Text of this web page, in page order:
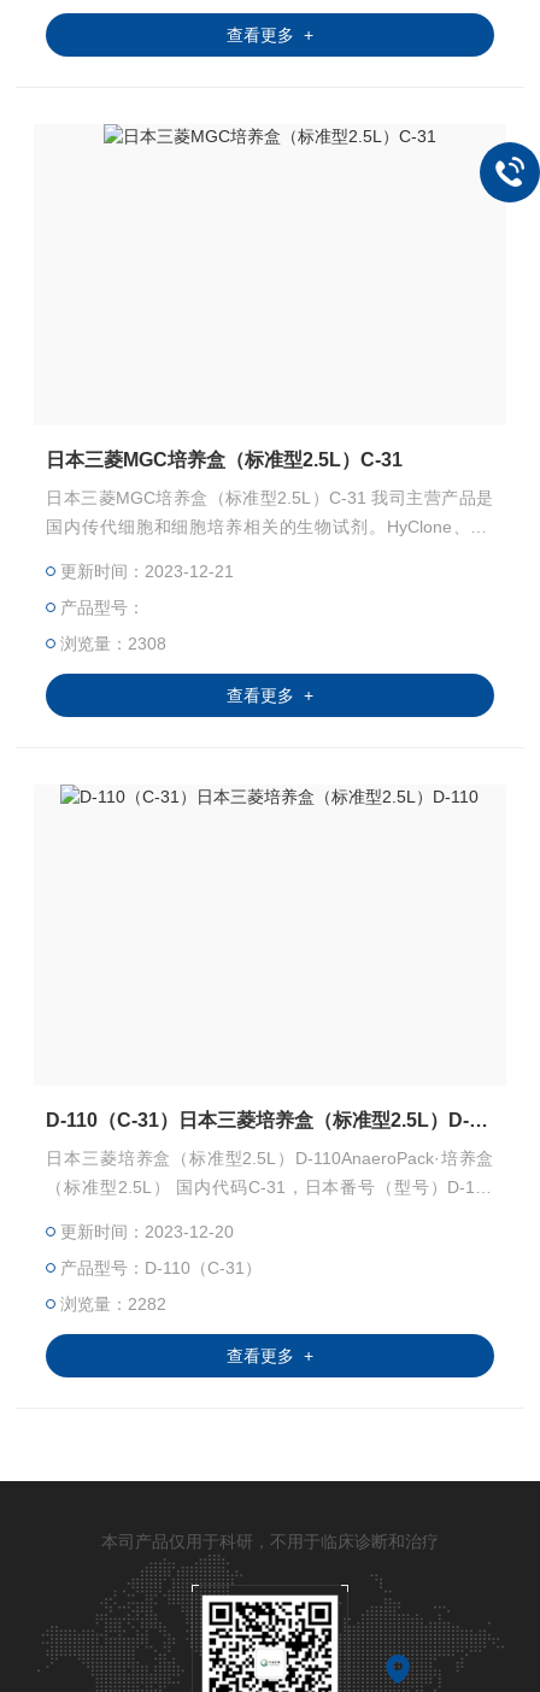
查看更多 +
日本三菱MGC培养盒（标准型2.5L）C-31
日本三菱MGC培养盒（标准型2.5L）C-31 我司主营产品是
国内传代细胞和细胞培养相关的生物试剂。HyClone、NT
质血清。常规液体培养基、胰酶、双抗、无血清冻存液、日
本三菱产品、ELISA 试剂盒、Sigma现货试剂等产品。售后
*，我们以饱满的热情欢迎新老客户选购！
更新时间：2023-12-21
产品型号：
浏览量：2308
查看更多 +
D-110（C-31）日本三菱培养盒（标准型2.5L）D-110
日本三菱培养盒（标准型2.5L）D-110AnaeroPack·培养盒
（标准型2.5L） 国内代码C-31，日本番号（型号）D-110
lycarbonate 可耐受温度：－50℃~140℃ 密封材料：Polyac
etal 可耐受温度：－30℃~140℃ 外观透明，可分别放置12
只标准培养皿（直径：9cm）。 三菱
更新时间：2023-12-20
产品型号：D-110（C-31）
浏览量：2282
查看更多 +
本司产品仅用于科研，不用于临床诊断和治疗